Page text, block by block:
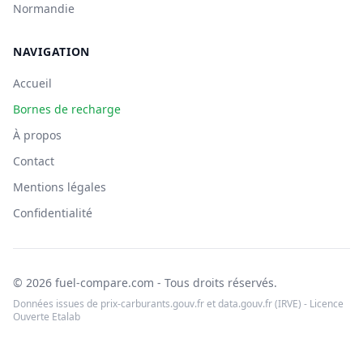
Normandie
NAVIGATION
Accueil
Bornes de recharge
À propos
Contact
Mentions légales
Confidentialité
© 2026 fuel-compare.com - Tous droits réservés.
Données issues de prix-carburants.gouv.fr et data.gouv.fr (IRVE) - Licence
Ouverte Etalab